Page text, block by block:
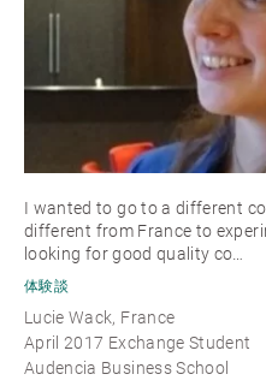
I wanted to go to a different
different from France to
looking for good quality co…
体験談
Lucie Wack, France
April 2017 Exchange Student
Audencia Business School